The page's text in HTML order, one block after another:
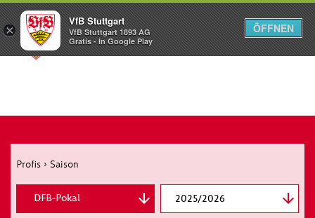
Menü
Profis › Saison
DFB-Pokal
×
VfB Stuttgart
VfB Stuttgart 1893 AG
Gratis - In Google Play
ÖFFNEN